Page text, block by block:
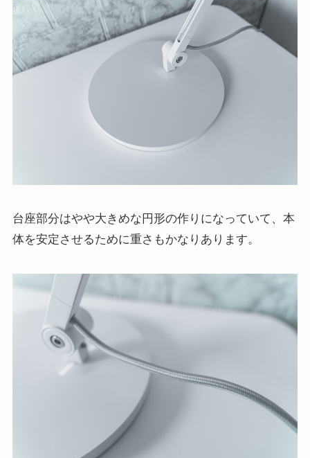
台座部分はやや大きめな円形の作りになっていて、本
体を安定させるために重さもかなりあります。